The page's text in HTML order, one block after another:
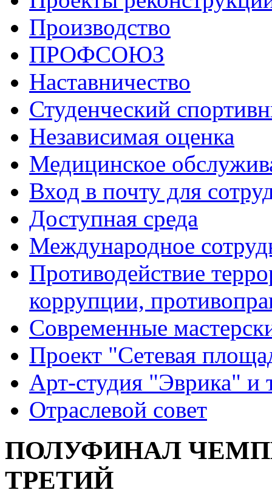
Производство
ПРОФСОЮЗ
Наставничество
Студенческий
Независимая оценка
Медицинское
Вход в почту для
Доступная среда
Международное
Противодействие
коррупции,
Современные
Проект "Сетевая
Арт-студия "Эврика" и
Отраслевой совет
ПОЛУФИНАЛ
ТРЕТИЙ